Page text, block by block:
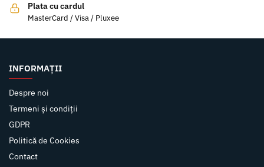
Plata cu cardul
MasterCard / Visa / Pluxee
INFORMAȚII
Despre noi
Termeni și condiții
GDPR
Politică de Cookies
Contact